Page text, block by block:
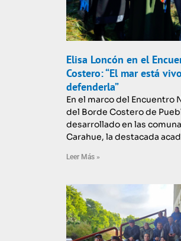
Elisa Loncón en el
Costero: “El mar está
defenderla”
En el marco del Encuentro
del Borde Costero de
desarrollado en las
Carahue, la destacada
Leer Más »